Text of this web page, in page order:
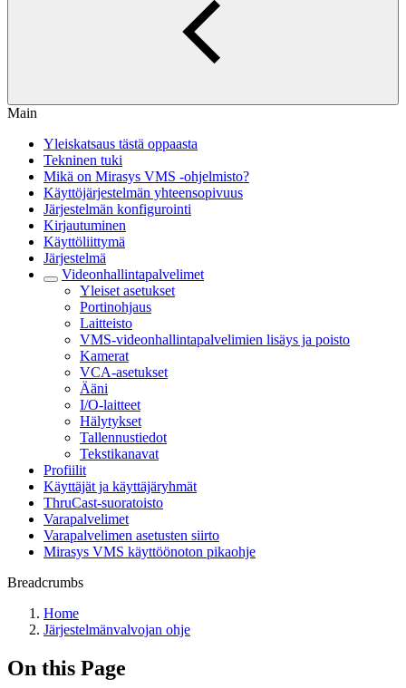
Main
Yleiskatsaus tästä oppaasta
Tekninen tuki
Mikä on Mirasys VMS -ohjelmisto?
Käyttöjärjestelmän yhteensopivuus
Järjestelmän konfigurointi
Kirjautuminen
Käyttöliittymä
Järjestelmä
Videonhallintapalvelimet
Yleiset asetukset
Portinohjaus
Laitteisto
VMS-videonhallintapalvelimien lisäys ja poisto
Kamerat
VCA-asetukset
Ääni
I/O-laitteet
Hälytykset
Tallennustiedot
Tekstikanavat
Profiilit
Käyttäjät ja käyttäjäryhmät
ThruCast-suoratoisto
Varapalvelimet
Varapalvelimen asetusten siirto
Mirasys VMS käyttöönoton pikaohje
Breadcrumbs
Home
Järjestelmänvalvojan ohje
On this Page